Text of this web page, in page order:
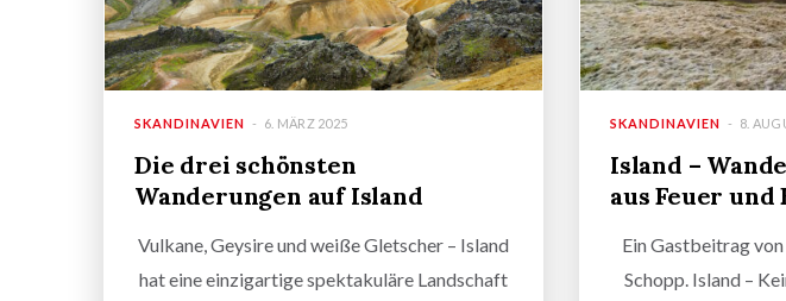
SKANDINAVIEN 6. MÄRZ 2025
Die drei schönsten
Wanderungen auf Island
Vulkane, Geysire und weiße Gletscher – Island
hat eine einzigartige spektakuläre Landschaft
SKANDINAVIEN 8.
Island –
aus Feuer und
Ein Gastbeitrag
Schopp. Island –